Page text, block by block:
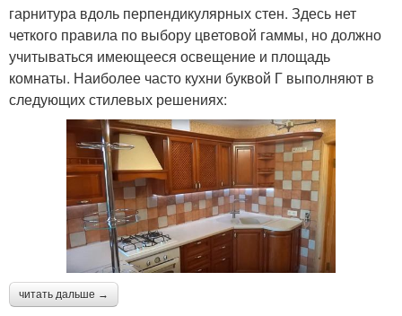
гарнитура вдоль перпендикулярных стен. Здесь нет
четкого правила по выбору цветовой гаммы, но должно
учитываться имеющееся освещение и площадь
комнаты. Наиболее часто кухни буквой Г выполняют в
следующих стилевых решениях:
читать дальше →